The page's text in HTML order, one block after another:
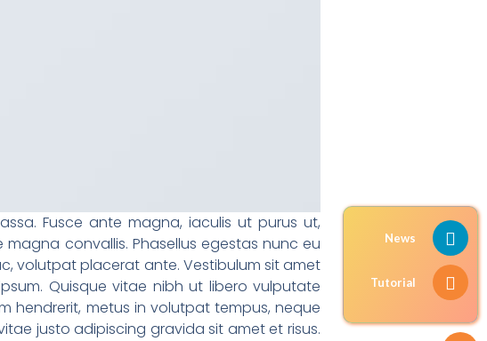
Fusce ante magna, iaculis ut purus ut,
convallis. Phasellus egestas nunc eu
volutpat placerat ante. Vestibulum sit amet
Quisque vitae nibh ut libero vulputate
hendrerit, metus in volutpat tempus, neque
justo adipiscing gravida sit amet et risus.
News
Tutorial